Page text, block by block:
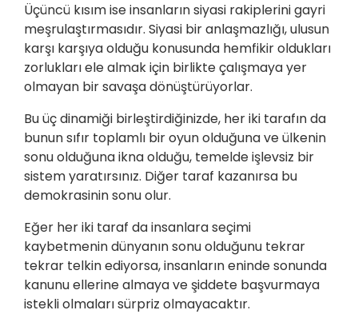
Üçüncü kısım ise insanların siyasi rakiplerini gayri
meşrulaştırmasıdır. Siyasi bir anlaşmazlığı, ulusun
karşı karşıya olduğu konusunda hemfikir oldukları
zorlukları ele almak için birlikte çalışmaya yer
olmayan bir savaşa dönüştürüyorlar.
Bu üç dinamiği birleştirdiğinizde, her iki tarafın da
bunun sıfır toplamlı bir oyun olduğuna ve ülkenin
sonu olduğuna ikna olduğu, temelde işlevsiz bir
sistem yaratırsınız. Diğer taraf kazanırsa bu
demokrasinin sonu olur.
Eğer her iki taraf da insanlara seçimi
kaybetmenin dünyanın sonu olduğunu tekrar
tekrar telkin ediyorsa, insanların eninde sonunda
kanunu ellerine almaya ve şiddete başvurmaya
istekli olmaları sürpriz olmayacaktır.